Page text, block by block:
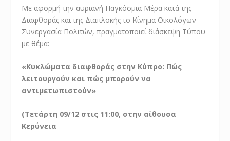
Με αφορμή την αυριανή Παγκόσμια Μέρα κατά της
Διαφθοράς και της Διαπλοκής το Κίνημα Οικολόγων –
Συνεργασία Πολιτών, πραγματοποιεί διάσκεψη Τύπου
με θέμα:
«Kυκλώματα διαφθοράς στην Κύπρο: Πώς
λειτουργούν και πώς μπορούν να
αντιμετωπιστούν»
(Τετάρτη 09/12 στις 11:00, στην αίθουσα
Κερύνεια